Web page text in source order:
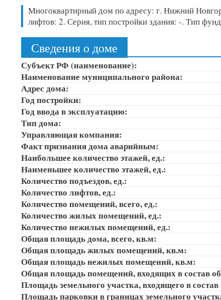
Многоквартирный дом по адресу: г. Нижний
лифтов: 2. Серия, тип постройки здания: -. Тип
Сведения о доме
Субъект РФ (наименование):
Наименование муниципального района:
Адрес дома:
Год постройки:
Год ввода в эксплуатацию:
Тип дома:
Управляющая компания:
Факт признания дома аварийным:
Наибольшее количество этажей, ед.:
Наименьшее количество этажей, ед.:
Количество подъездов, ед.:
Количество лифтов, ед.:
Количество помещений, всего, ед.:
Количество жилых помещений, ед.:
Количество нежилых помещений, ед.:
Общая площадь дома, всего, кв.м:
Общая площадь жилых помещений, кв.м:
Общая площадь нежилых помещений, кв.м:
Общая площадь помещений, входящих в состав
Площадь земельного участка, входящего в
Площадь парковки в границах земельного